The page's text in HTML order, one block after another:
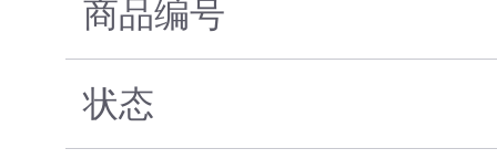
商品编号
状态